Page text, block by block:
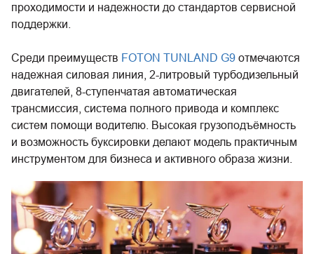
проходимости и надежности до стандартов сервисной
поддержки.
Среди преимуществ FOTON TUNLAND G9 отмечаются
надежная силовая линия, 2-литровый турбодизельный
двигателей, 8-ступенчатая автоматическая
трансмиссия, система полного привода и комплекс
систем помощи водителю. Высокая грузоподъёмность
и возможность буксировки делают модель практичным
инструментом для бизнеса и активного образа жизни.